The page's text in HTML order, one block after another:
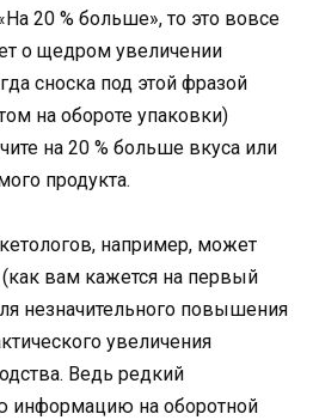
20 % больше», то это вовсе
о щедром увеличении
сноска под этой фразой
на обороте упаковки)
на 20 % больше вкуса или
продукта.
например, может
вам кажется на первый
незначительного повышения
увеличения
Ведь редкий
информацию на оборотной